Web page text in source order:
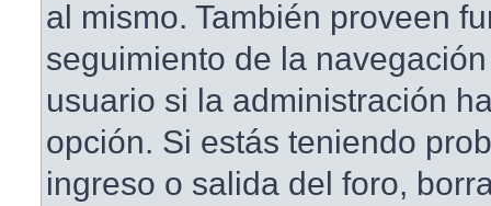
al mismo. También proveen
seguimiento de la
usuario si la administración
opción. Si estás teniendo
ingreso o salida del foro,